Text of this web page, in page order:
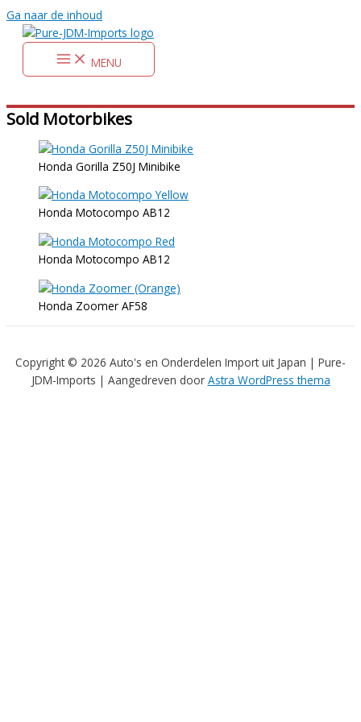
Ga naar de inhoud
MENU
Sold Motorbikes
Honda Gorilla Z50J Minibike
Honda Motocompo AB12
Honda Motocompo AB12
Honda Zoomer AF58
Copyright © 2026 Auto's en Onderdelen Import uit Japan | Pure-
JDM-Imports | Aangedreven door Astra WordPress thema